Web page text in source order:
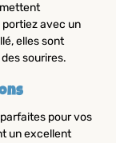
portiez avec un
elles sont
sourires.
pour vos
un excellent